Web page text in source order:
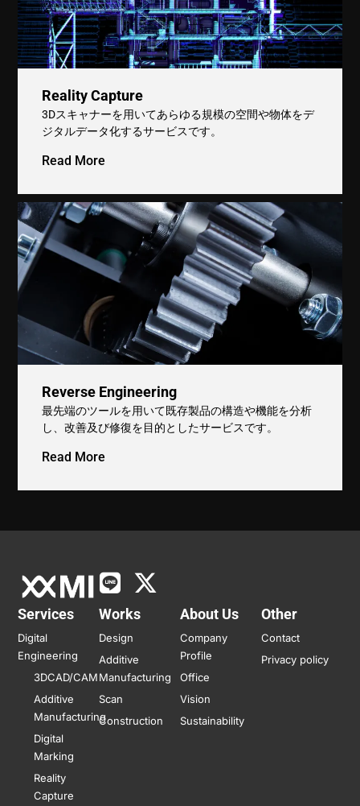
Reality Capture
3Dスキャナーを用いてあらゆる規模の空間や物体をデ
ジタルデータ化するサービスです。
Read More
Reverse Engineering
最先端のツールを用いて既存製品の構造や機能を分析
し、改善及び修復を目的としたサービスです。
Read More
Services
Digital
Engineering
3DCAD/CAM
Additive
Manufacturing
Digital
Marking
Reality
Capture
Works
Design
Additive
Manufacturing
Scan
Construction
About Us
Company
Profile
Office
Vision
Sustainability
Other
Contact
Privacy policy